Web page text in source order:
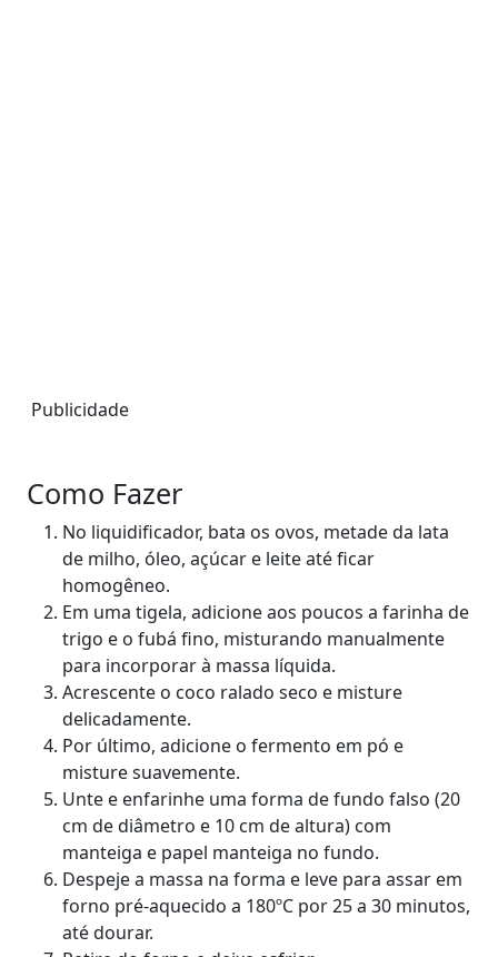
Publicidade
Como Fazer
No liquidificador, bata os ovos, metade da lata
de milho, óleo, açúcar e leite até ficar
homogêneo.
Em uma tigela, adicione aos poucos a farinha de
trigo e o fubá fino, misturando manualmente
para incorporar à massa líquida.
Acrescente o coco ralado seco e misture
delicadamente.
Por último, adicione o fermento em pó e
misture suavemente.
Unte e enfarinhe uma forma de fundo falso (20
cm de diâmetro e 10 cm de altura) com
manteiga e papel manteiga no fundo.
Despeje a massa na forma e leve para assar em
forno pré-aquecido a 180ºC por 25 a 30 minutos,
até dourar.